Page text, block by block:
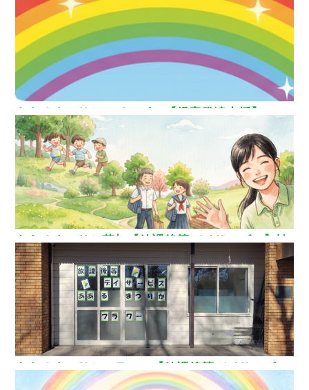
ス】
ああるまつりかレインボー【児童発達支援】
ああるまつりか草加【放課後等デイサービス】埼
玉県草加市
ああるまつりかフラワー【放課後等デイサービ